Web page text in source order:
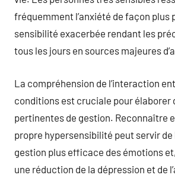
fréquemment l’anxiété de façon plus
sensibilité exacerbée rendant les
tous les jours en sources majeures
La compréhension de l’interaction
conditions est cruciale pour élaborer
pertinentes de gestion. Reconnaître
propre hypersensibilité peut servir de
gestion plus efficace des émotions
une réduction de la dépression et de